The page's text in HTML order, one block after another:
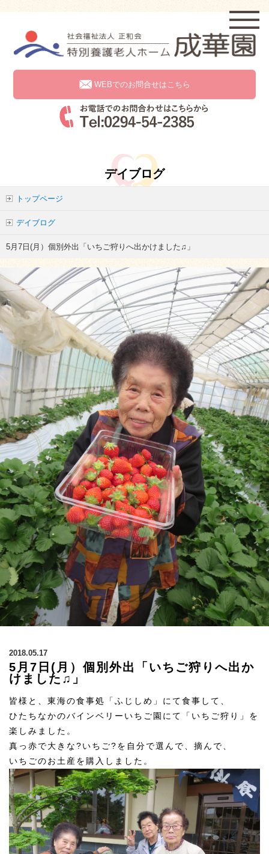
WEBでのお問合せはこちら
デイブログ
トップページ
デイブログ
5月7日(月）個別外出「いちご狩りへ出かけました♫」
2018.05.17
5月7日(月）個別外出「いちご狩りへ出か
けました♫」
皆様と、東海の食事処「ふじしめ」にて食事して、
ひたちなかのバインベリーいちご園にて「いちご狩り」を
楽しみました。
真っ赤で大きな?いちご?を自分で選んで、摘んで、
いちごのお土産を購入しました。